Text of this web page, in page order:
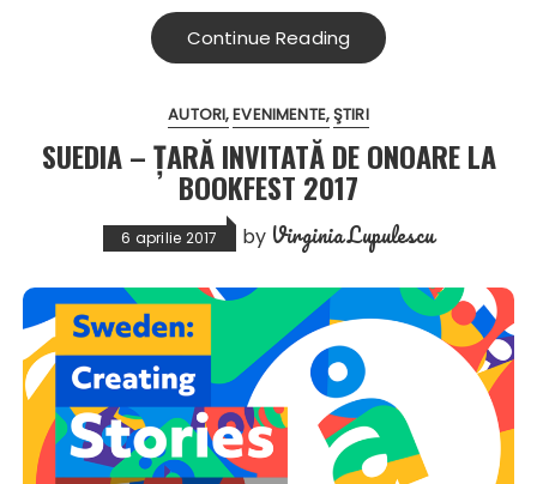
Continue Reading
AUTORI EVENIMENTE ŞTIRI
SUEDIA – ȚARĂ INVITATĂ DE ONOARE LA
BOOKFEST 2017
6 aprilie 2017 by Virginia Lupulescu